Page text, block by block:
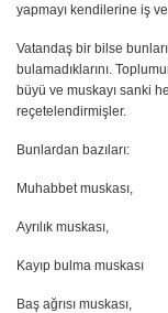
yapmayı kendilerine iş
Vatandaş bir bilse
bulamadıklarını.
büyü ve muskayı sanki
reçetelendirmişler.
Bunlardan bazıları:
Muhabbet muskası,
Ayrılık muskası,
Kayıp bulma muskası
Baş ağrısı muskası,